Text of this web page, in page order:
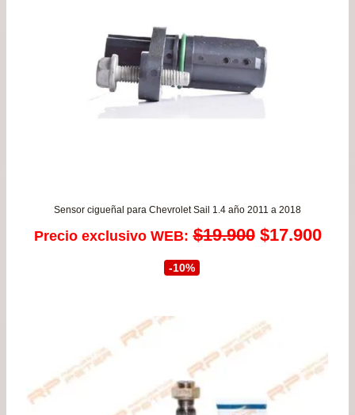
Sensor cigueñal para Chevrolet Sail 1.4 año 2011 a 2018
Precio exclusivo WEB: $19.900 El
era:
$19.900.
$17.900El
-10%